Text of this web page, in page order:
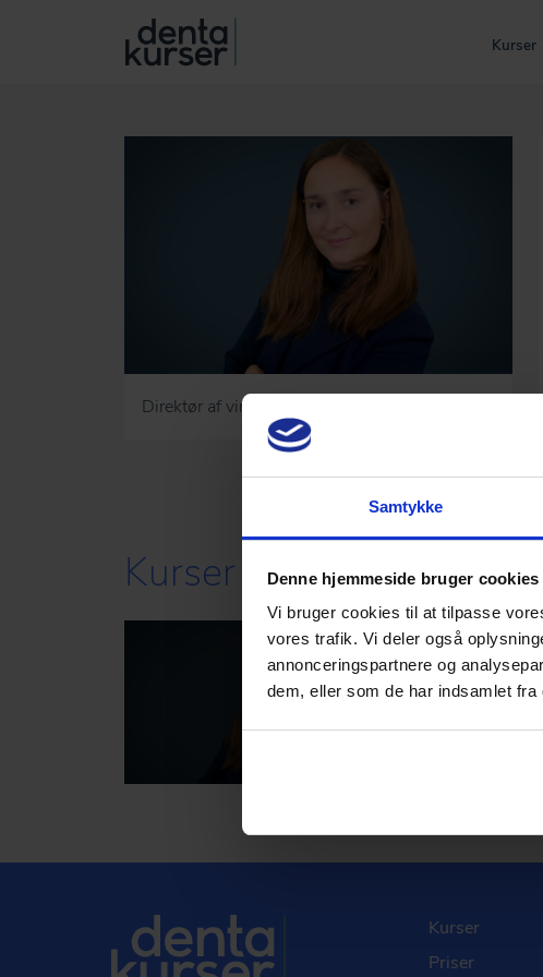
Samtykke
Denne hjemmeside bruger cookies
Vi bruger cookies til at tilpasse
vores trafik. Vi deler også
annonceringspartnere og
dem, eller som de har indsamlet fra
Kurser
Direktør af virksomheden VÆRDBAR
Kurser
På kurset
vigtige
tiltrækning
primært for
og
Kurser
Priser